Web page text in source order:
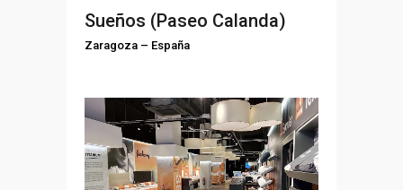
Sueños (Paseo Calanda)
Zaragoza – España